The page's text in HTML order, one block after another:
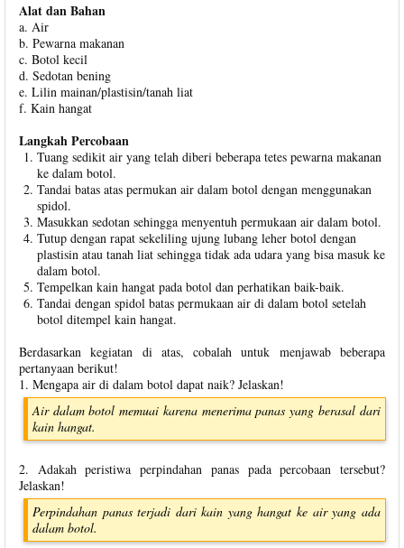
Alat dan Bahan
a. Air
b. Pewarna makanan
c. Botol kecil
d. Sedotan bening
e. Lilin mainan/plastisin/tanah liat
f. Kain hangat
Langkah Percobaan
Tuang sedikit air yang telah diberi beberapa tetes pewarna makanan
ke dalam botol.
Tandai batas atas permukan air dalam botol dengan menggunakan
spidol.
Masukkan sedotan sehingga menyentuh permukaan air dalam botol.
Tutup dengan rapat sekeliling ujung lubang leher botol dengan
plastisin atau tanah liat sehingga tidak ada udara yang bisa masuk ke
dalam botol.
Tempelkan kain hangat pada botol dan perhatikan baik-baik.
Tandai dengan spidol batas permukaan air di dalam botol setelah
botol ditempel kain hangat.
Berdasarkan kegiatan di atas, cobalah untuk menjawab beberapa
pertanyaan berikut!
1. Mengapa air di dalam botol dapat naik? Jelaskan!
Air dalam botol memuai karena menerima panas yang berasal dari
kain hangat.
2. Adakah peristiwa perpindahan panas pada percobaan tersebut?
Jelaskan!
Perpindahan panas terjadi dari kain yang hangat ke air yang ada
dalam botol.